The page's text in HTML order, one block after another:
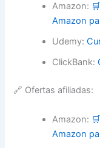
Amazon:
Amazon
Udemy:
ClickBank:
🔗 Ofertas afiliadas:
Amazon:
Amazon